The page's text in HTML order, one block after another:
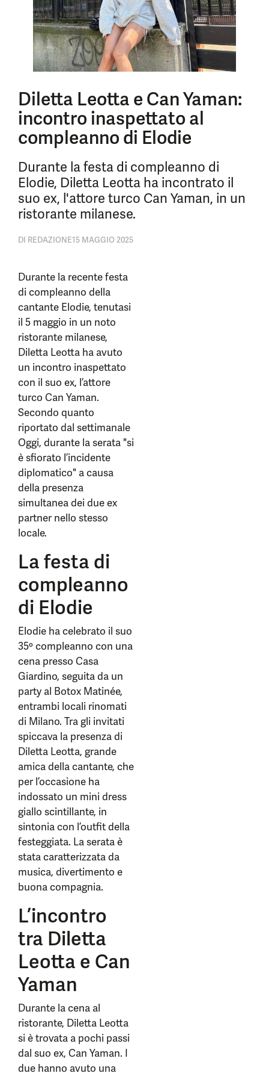
Diletta Leotta e Can Yaman:
incontro inaspettato al
compleanno di Elodie
Durante la festa di compleanno di
Elodie, Diletta Leotta ha incontrato il
suo ex, l'attore turco Can Yaman, in un
ristorante milanese.
DI REDAZIONE15 MAGGIO 2025
Durante la recente festa
di compleanno della
cantante Elodie, tenutasi
il 5 maggio in un noto
ristorante milanese,
Diletta Leotta ha avuto
un incontro inaspettato
con il suo ex, l’attore
turco Can Yaman.
Secondo quanto
riportato dal settimanale
Oggi, durante la serata "si
è sfiorato l’incidente
diplomatico" a causa
della presenza
simultanea dei due ex
partner nello stesso
locale.
La festa di
compleanno
di Elodie
Elodie ha celebrato il suo
35º compleanno con una
cena presso Casa
Giardino, seguita da un
party al Botox Matinée,
entrambi locali rinomati
di Milano. Tra gli invitati
spiccava la presenza di
Diletta Leotta, grande
amica della cantante, che
per l’occasione ha
indossato un mini dress
giallo scintillante, in
sintonia con l’outfit della
festeggiata. La serata è
stata caratterizzata da
musica, divertimento e
buona compagnia.
L’incontro
tra Diletta
Leotta e Can
Yaman
Durante la cena al
ristorante, Diletta Leotta
si è trovata a pochi passi
dal suo ex, Can Yaman. I
due hanno avuto una